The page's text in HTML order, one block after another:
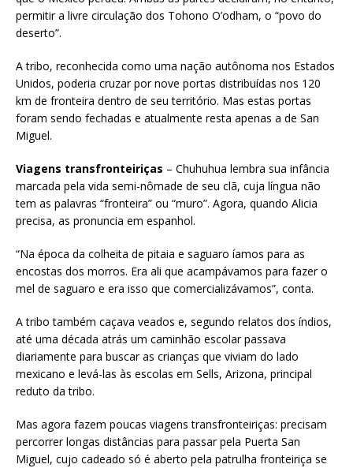
permitir a livre circulação dos Tohono O’odham, o “povo do
deserto”.
A tribo, reconhecida como uma nação autônoma nos Estados
Unidos, poderia cruzar por nove portas distribuídas nos 120
km de fronteira dentro de seu território. Mas estas portas
foram sendo fechadas e atualmente resta apenas a de San
Miguel.
Viagens transfronteiriças – Chuhuhua lembra sua infância
marcada pela vida semi-nômade de seu clã, cuja língua não
tem as palavras “fronteira” ou “muro”. Agora, quando Alicia
precisa, as pronuncia em espanhol.
“Na época da colheita de pitaia e saguaro íamos para as
encostas dos morros. Era ali que acampávamos para fazer o
mel de saguaro e era isso que comercializávamos”, conta.
A tribo também caçava veados e, segundo relatos dos índios,
até uma década atrás um caminhão escolar passava
diariamente para buscar as crianças que viviam do lado
mexicano e levá-las às escolas em Sells, Arizona, principal
reduto da tribo.
Mas agora fazem poucas viagens transfronteiriças: precisam
percorrer longas distâncias para passar pela Puerta San
Miguel, cujo cadeado só é aberto pela patrulha fronteiriça se